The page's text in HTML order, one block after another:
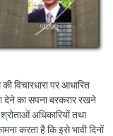
विचारधारा पर आधारित
देने का सपना बरकरार रखने
अधिकारियों तथा
करता है कि इसे भावी दिनों